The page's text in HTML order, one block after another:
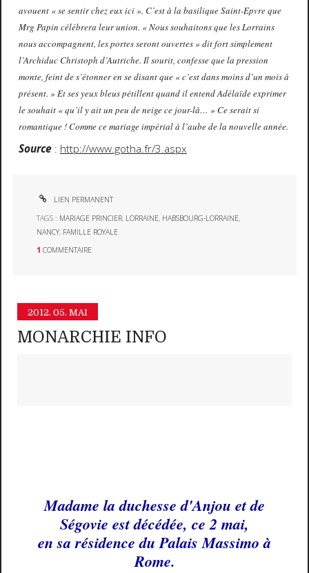
avouent « se sentir chez eux ici ». C’est à la basilique Saint-Epvre que
Mrg Papin célébrera leur union. « Nous souhaitons que les Lorrains
nous accompagnent, les portes seront ouvertes » dit fort simplement
l’Archiduc Christoph d’Autriche. Il sourit, confesse que la pression
monte, feint de s’étonner en se disant que « c’est dans moins d’un mois à
présent. » Et ses yeux bleus pétillent quand il entend Adélaïde exprimer
le souhait « qu’il y ait un peu de neige ce jour-là… » Ce serait si
romantique ! Comme ce mariage impérial à l’aube de la nouvelle année.
Source: http://www.gotha.fr/3.aspx
LIEN PERMANENT
TAGS : MARIAGE PRINCIER, LORRAINE, HABSBOURG-LORRAINE,
NANCY, FAMILLE ROYALE
1 COMMENTAIRE
2012. 05. MAI
MONARCHIE INFO
Madame la duchesse d'Anjou et de
Ségovie est décédée, ce 2 mai,
en sa résidence du Palais Massimo à
Rome.